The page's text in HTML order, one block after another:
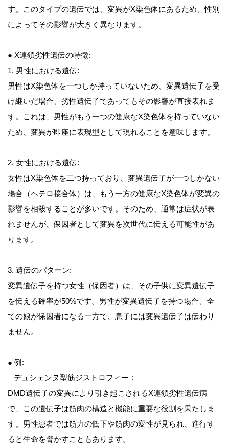
す。このタイプの遺伝では、変異がX染色体にあるため、性別
によってその影響が大きく異なります。
● X連鎖劣性遺伝の特徴:
1. 男性における遺伝:
男性はX染色体を一つしか持っていないため、変異遺伝子を受
け継いだ場合、劣性遺伝子であってもその影響が直接表れま
す。これは、男性がもう一つの健康なX染色体を持っていない
ため、変異が即座に表現型として現れることを意味します。
2. 女性における遺伝:
女性はX染色体を二つ持っており、変異遺伝子が一つしかない
場合（ヘテロ接合体）は、もう一方の健康なX染色体が変異の
影響を相殺することが多いです。そのため、通常は症状が表
れませんが、保因者として変異を次世代に伝える可能性があ
ります。
3. 遺伝のパターン:
変異遺伝子を持つ女性（保因者）は、その子供に変異遺伝子
を伝える確率が50%です。男性が変異遺伝子を持つ場合、全
ての娘が保因者になる一方で、息子には変異遺伝子は伝わり
ません。
● 例:
– デュシェンヌ型筋ジストロフィー：
DMD遺伝子の変異により引き起こされるX連鎖劣性遺伝病
で、この遺伝子は筋肉の構造と機能に重要な役割を果たしま
す。男性患者では筋力の低下や筋肉の変性が見られ、進行す
ると生命を脅かすこともあります。